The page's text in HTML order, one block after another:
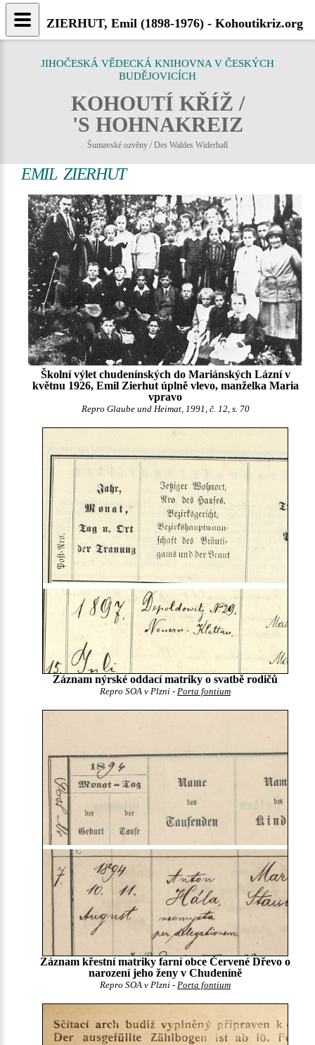
JIHOČESKÁ VĚDECKÁ KNIHOVNA V ČESKÝCH
BUDĚJOVICÍCH
KOHOUTÍ KŘÍŽ /
'S HOHNAKREIZ
Šumavské ozvěny / Des Waldes Widerhall
EMIL ZIERHUT
Školní výlet chudenínských do Mariánských Lázní v
květnu 1926, Emil Zierhut úplně vlevo, manželka Maria
vpravo
Repro Glaube und Heimat, 1991, č. 12, s. 70
Záznam nýrské oddací matriky o svatbě rodičů
Repro SOA v Plzni - Porta fontium
Záznam křestní matriky farní obce Červené Dřevo o
narození jeho ženy v Chudeníně
Repro SOA v Plzni - Porta fontium
ZIERHUT, Emil (1898-1976) - Kohoutikriz.org